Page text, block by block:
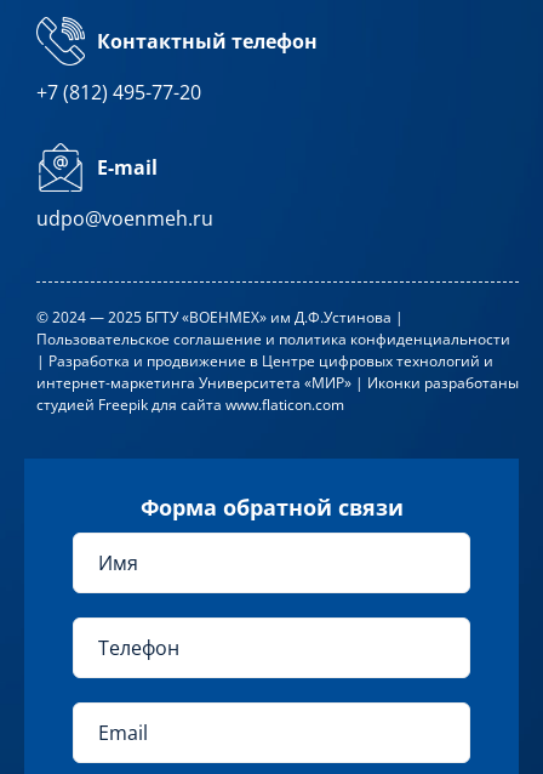
254 часа
Длительность
159 312
Стоимость
Контактный телефон
+7 (812) 495-77-20
E-mail
udpo@voenmeh.ru
© 2024 — 2025 БГТУ «ВОЕНМЕХ» им Д.Ф.Устинова |
Пользовательское соглашение и политика конфиденциальности
| Разработка и продвижение в Центре цифровых технологий и
интернет-маркетинга Университета «МИР» | Иконки разработаны
студией Freepikдля сайта www.flaticon.com
Форма обратной связи